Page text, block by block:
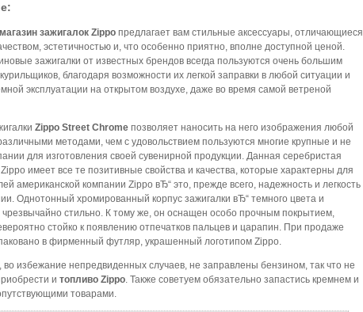
магазин зажигалок Zippo предлагает вам стильные аксессуары, отличающиеся
эстетичностью и, что особенно приятно, вполне доступной ценой.
зажигалки от известных брендов всегда пользуются очень большим
благодаря возможности их легкой заправки в любой ситуации и
эксплуатации на открытом воздухе, даже во время самой ветреной
Zippo Street Chrome позволяет наносить на него изображения любой
методами, чем с удовольствием пользуются многие крупные и не
для изготовления своей сувенирной продукции. Данная серебристая
имеет все те позитивные свойства и качества, которые характерны для
американской компании Zippo вЂ“ это, прежде всего, надежность и легкость
Однотонный хромированный корпус зажигалки вЂ“ темного цвета и
чрезвычайно стильно. К тому же, он оснащен особо прочным покрытием,
стойко к появлению отпечатков пальцев и царапин. При продаже
в фирменный футляр, украшенный логотипом Zippo.
во избежание непредвиденных случаев, не заправлены бензином, так что не
и топливо Zippo. Также советуем обязательно запастись кремнем и
товарами.